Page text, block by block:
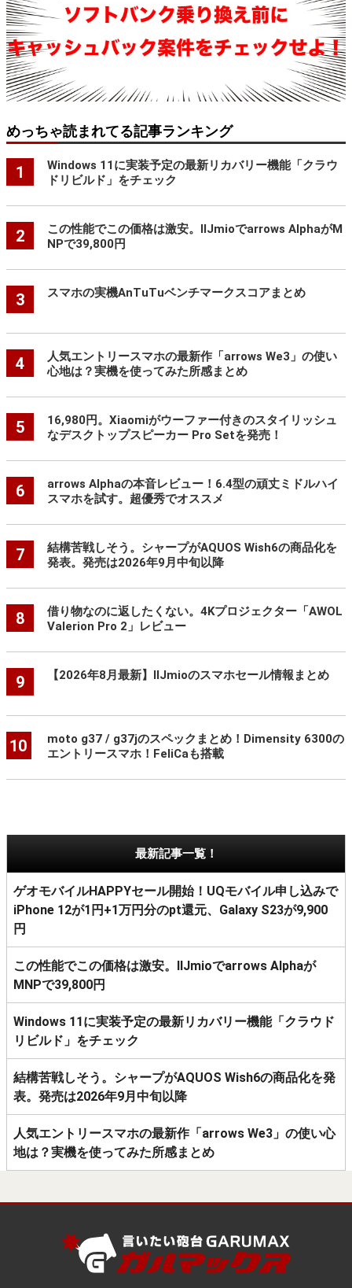
めっちゃ読まれてる記事ランキング
1
Windows 11に実装予定の最新リカバリー機能「クラウ
ドリビルド」をチェック
2
この性能でこの価格は激安。IIJmioでarrows AlphaがM
NPで39,800円
3 スマホの実機AnTuTuベンチマークスコアまとめ
4
人気エントリースマホの最新作「arrows We3」の使い
心地は？実機を使ってみた所感まとめ
5
16,980円。Xiaomiがウーファー付きのスタイリッシュ
なデスクトップスピーカー Pro Setを発売！
6
arrows Alphaの本音レビュー！6.4型の頑丈ミドルハイ
スマホを試す。超優秀でオススメ
7
結構苦戦しそう。シャープがAQUOS Wish6の商品化を
発表。発売は2026年9月中旬以降
8
借り物なのに返したくない。4Kプロジェクター「AWOL
Valerion Pro 2」レビュー
9 【2026年8月最新】IIJmioのスマホセール情報まとめ
10
moto g37 / g37jのスペックまとめ！Dimensity 6300の
エントリースマホ！FeliCaも搭載
最新記事一覧！
ゲオモバイルHAPPYセール開始！UQモバイル申し込みで
iPhone 12が1円+1万円分のpt還元、Galaxy S23が9,900
円
この性能でこの価格は激安。IIJmioでarrows Alphaが
MNPで39,800円
Windows 11に実装予定の最新リカバリー機能「クラウド
リビルド」をチェック
結構苦戦しそう。シャープがAQUOS Wish6の商品化を発
表。発売は2026年9月中旬以降
人気エントリースマホの最新作「arrows We3」の使い心
地は？実機を使ってみた所感まとめ